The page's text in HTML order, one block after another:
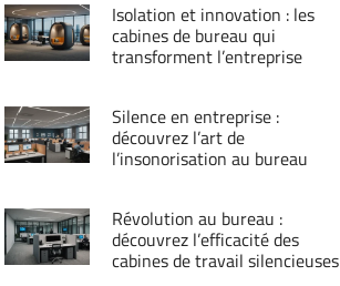
Isolation et innovation : les
cabines de bureau qui
transforment l’entreprise
Silence en entreprise :
découvrez l’art de
l’insonorisation au bureau
Révolution au bureau :
découvrez l’efficacité des
cabines de travail silencieuses